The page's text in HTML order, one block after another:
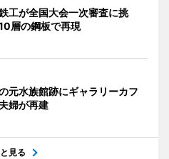
工が全国大会一次審査に挑
層の鋼板で再現
元水族館跡にギャラリーカフ
婦が再建
見る